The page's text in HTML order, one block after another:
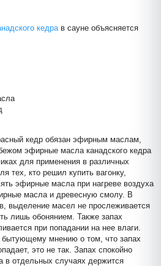
кедрав сауне объясняется
кедр обязан эфирным маслам,
эфирные масла канадского кедра
для применения в различных
тех, кто решил купить вагонку,
эфирные масла при нагреве воздуха
масла и древесную смолу. В
выделение масел не прослеживается
лишь обонянием. Также запах
при попадании на нее влаги.
бытующему мнению о том, что запах
это не так. Запах спокойно
в отдельных случаях держится